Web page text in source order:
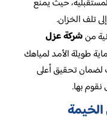
حيث يمنع
تلف الخزان.
منشركة عزل
طويلة الأمد لمياهك
لضمان تحقيق أعلى
بها.